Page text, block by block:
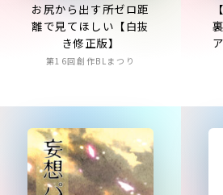
お尻から出す所ゼロ距
離で見てほしい【白抜
き修正版】
第16回創作BLまつり